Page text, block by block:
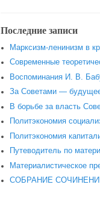
Последние записи
Марксизм-ленинизм в
Современные
Воспоминания И. В.
За Советами — будущее
В борьбе за власть
Политэкономия
Политэкономия
Путеводитель по
Материалистическое
СОБРАНИЕ СОЧИНЕНИЙ